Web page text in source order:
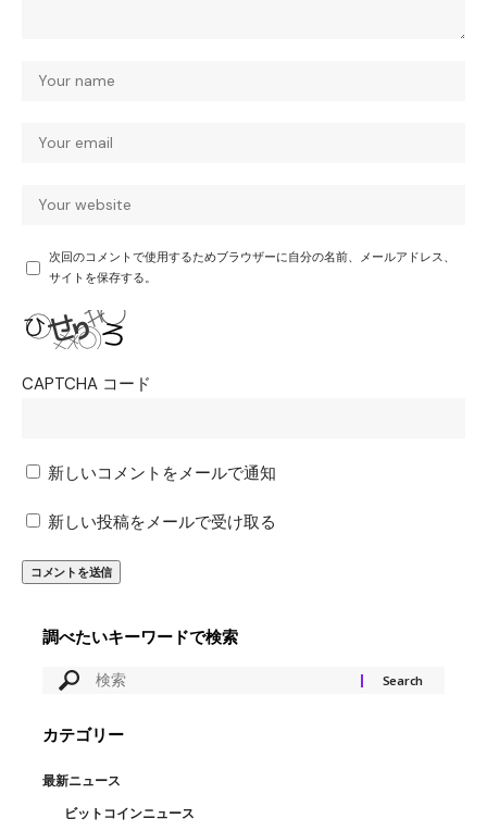
次回のコメントで使用するためブラウザーに自分の名前、メールアドレス、
サイトを保存する。
CAPTCHA コード
新しいコメントをメールで通知
新しい投稿をメールで受け取る
調べたいキーワードで検索
カテゴリー
最新ニュース
ビットコインニュース